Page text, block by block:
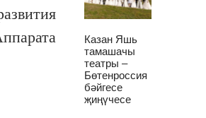
Казан Яшь
тамашачы
театры –
Бөтенроссия
бәйгесе
җиңүчесе